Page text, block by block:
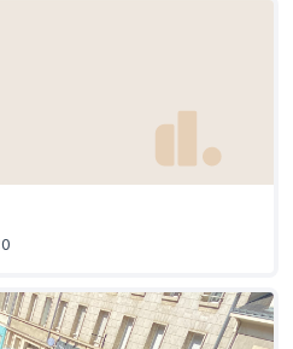
0